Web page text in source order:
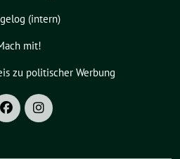
(intern)
mit!
zu politischer Werbung